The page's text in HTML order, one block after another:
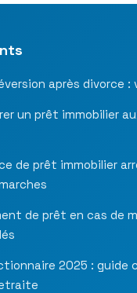
après divorce :
un prêt immobilier
de prêt immobilier
de prêt en cas de
2025 : guide